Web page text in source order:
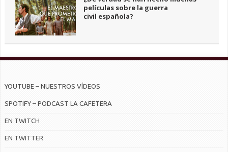
películas sobre la guerra
civil española?
YOUTUBE – NUESTROS VÍDEOS
SPOTIFY – PODCAST LA CAFETERA
EN TWITCH
EN TWITTER